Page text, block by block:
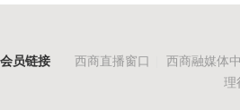
会员链接 西商直播窗口 西商融媒体
理